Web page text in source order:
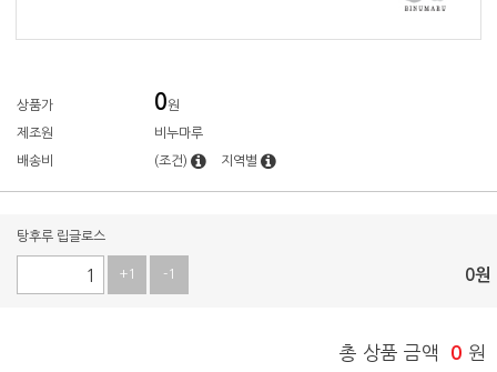
상품가 0원
제조원 비누마루
배송비 (조건) 지역별
탕후루 립글로스
+1 -1 0원
총 상품 금액 0 원